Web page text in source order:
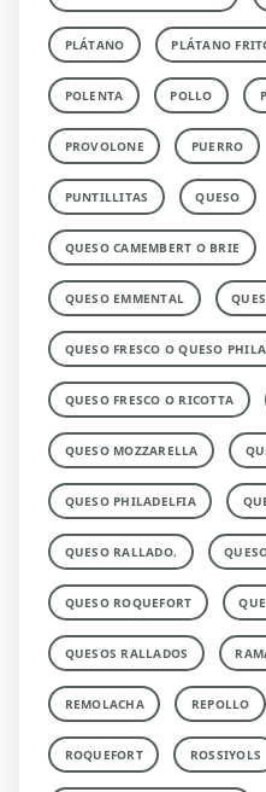
PLÁTANO PLÁTANO
POLENTA POLLO
PROVOLONE PUERRO
PUNTILLITAS QUESO
QUESO CAMEMBERT O BRIE
QUESO EMMENTAL
QUESO FRESCO O QUESO
QUESO FRESCO O RICOTTA
QUESO MOZZARELLA
QUESO PHILADELFIA
QUESO RALLADO.
QUESO ROQUEFORT
QUESOS RALLADOS
REMOLACHA REPOLLO
ROQUEFORT ROSSIYOLS